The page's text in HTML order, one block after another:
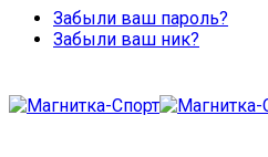
Забыли ваш пароль?
Забыли ваш ник?